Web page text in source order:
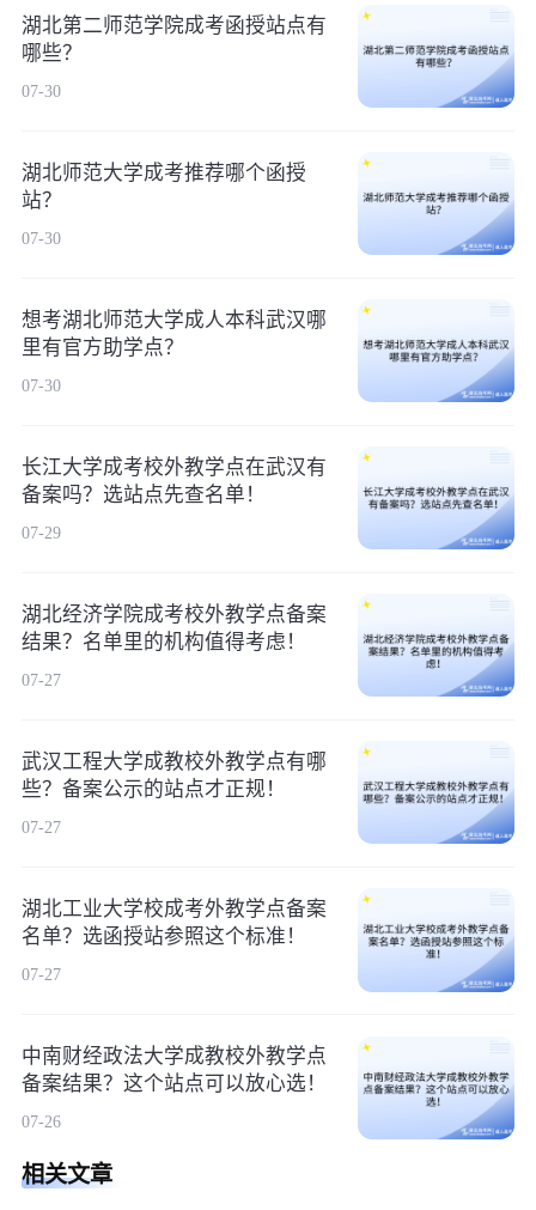
湖北第二师范学院成考函授站点有
哪些？
07-30
湖北师范大学成考推荐哪个函授
站？
07-30
想考湖北师范大学成人本科武汉哪
里有官方助学点？
07-30
长江大学成考校外教学点在武汉有
备案吗？选站点先查名单！
07-29
湖北经济学院成考校外教学点备案
结果？名单里的机构值得考虑！
07-27
武汉工程大学成教校外教学点有哪
些？备案公示的站点才正规！
07-27
湖北工业大学校成考外教学点备案
名单？选函授站参照这个标准！
07-27
中南财经政法大学成教校外教学点
备案结果？这个站点可以放心选！
07-26
相关文章